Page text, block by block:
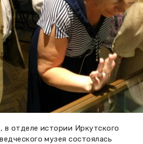
в отделе истории Иркутского
музея состоялась